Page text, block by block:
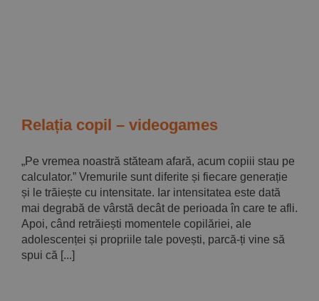
Relația copil – videogames
„Pe vremea noastră stăteam afară, acum copiii stau pe
calculator.” Vremurile sunt diferite și fiecare generație
și le trăiește cu intensitate. Iar intensitatea este dată
mai degrabă de vârstă decât de perioada în care te afli.
Apoi, când retrăiești momentele copilăriei, ale
adolescenței și propriile tale povești, parcă-ți vine să
spui că [...]